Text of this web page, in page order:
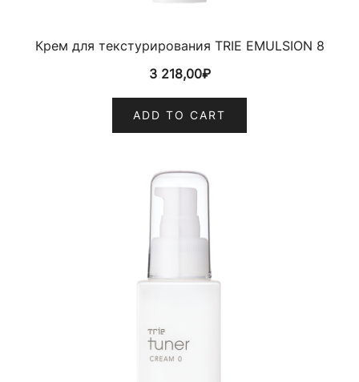
Крем для текстурирования TRIE EMULSION 8
3 218,00₽
ADD TO CART